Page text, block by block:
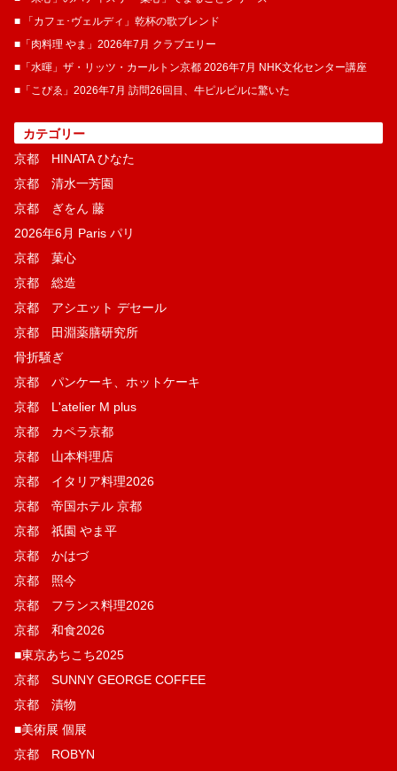
■ 「カフェ･ヴェルディ」乾杯の歌ブレンド
■「肉料理 やま」2026年7月 クラブエリー
■「水暉」ザ・リッツ・カールトン京都 2026年7月 NHK文化センター講座
■「こぴゑ」2026年7月 訪問26回目、牛ピルピルに驚いた
カテゴリー
京都 HINATA ひなた
京都 清水一芳園
京都 ぎをん 藤
2026年6月 Paris パリ
京都 菓​心
京都 総造
京都 アシエット デセール
京都 田淵薬膳研究所
骨折騒ぎ
京都 パンケーキ、ホットケーキ
京都 L'atelier M plus
京都 カペラ京都
京都 山本料理店
京都 イタリア料理2026
京都 帝国ホテル 京都
京都 祇園 やま平
京都 かはづ
京都 照今
京都 フランス料理2026
京都 和食2026
■東京あちこち2025
京都 SUNNY GEORGE COFFEE
京都 漬物
■美術展 個展
京都 ROBYN